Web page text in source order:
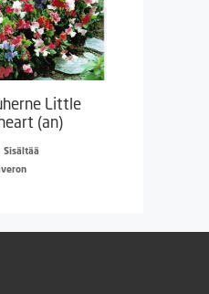
Little
(an)
Sisältää